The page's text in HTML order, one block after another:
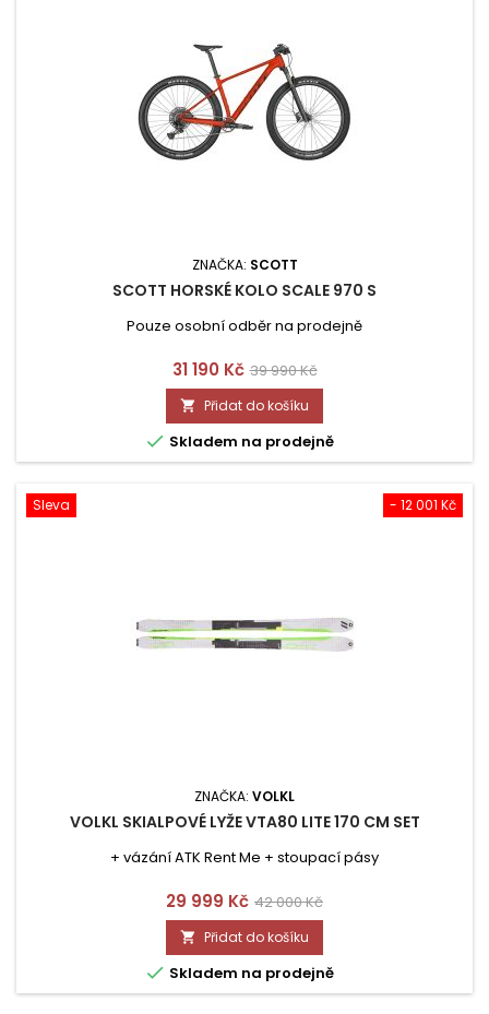
ZNAČKA: SCOTT
SCOTT HORSKÉ KOLO SCALE 970 S
Pouze osobní odběr na prodejně
Cena
31 190 Kč Běžná
cena
39 990 Kč
 Přidat do košíku
 Skladem na prodejně
- 12 001 Kč
Sleva
ZNAČKA: VOLKL
VOLKL SKIALPOVÉ LYŽE VTA80 LITE 170 CM SET
+ vázání ATK Rent Me + stoupací pásy
Cena
29 999 Kč Běžná
cena
42 000 Kč
 Přidat do košíku
 Skladem na prodejně